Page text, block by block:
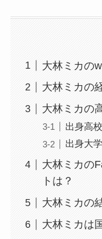
大林ミカの
大林ミカの
大林ミカの
出身高
出身大
大林ミカの
トは？
大林ミカの
大林ミカは